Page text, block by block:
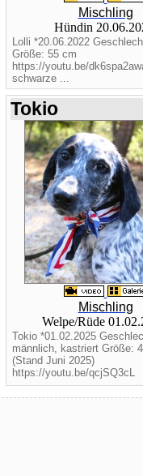
Mischling
Hündin
Lolli *20.06.2022
Größe: 55 cm
https://youtu.be/
schwarze ...
Tokio
Mischling
Welpe/Rüde
Tokio *01.02.2025
männlich, kastriert Größe:
(Stand Juni 2025)
https://youtu.be/qcjSQ3cL